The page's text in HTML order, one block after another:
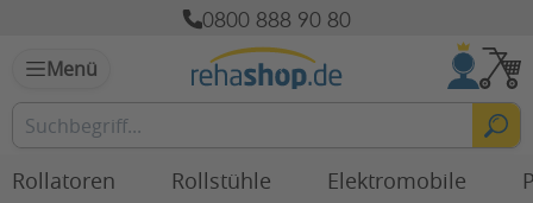
0800 888 90 80
Menü
Rollatoren Rollstühle Elektromobile